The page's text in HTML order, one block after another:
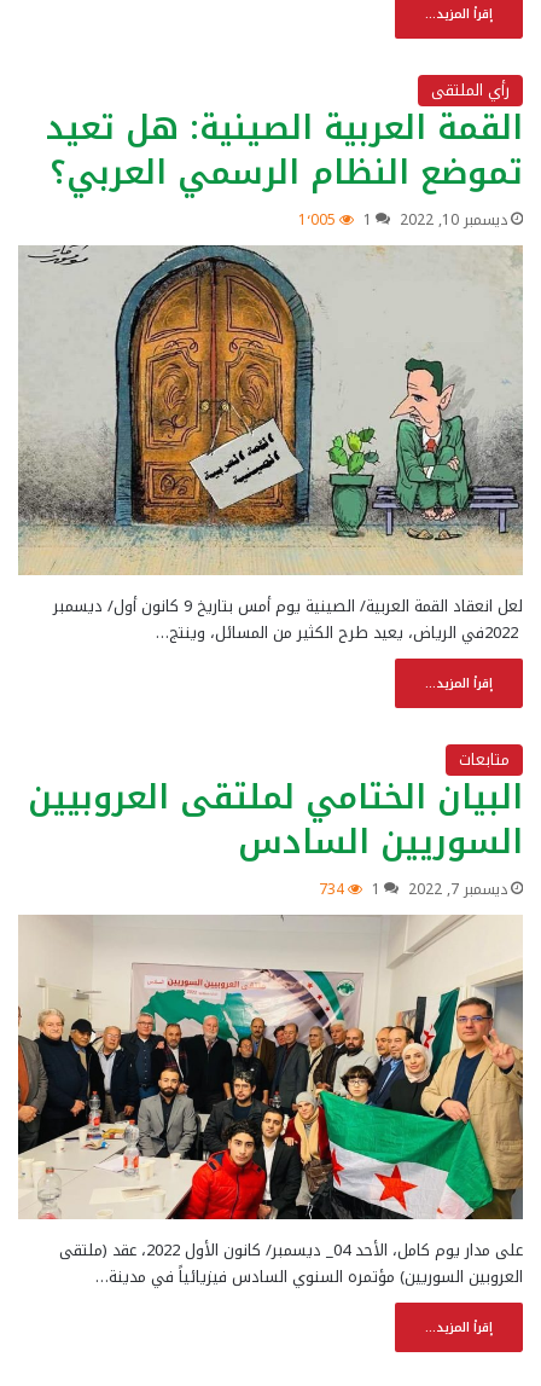
إقرأ المزيد...
رأي الملتقى
القمة العربية الصينية: هل تعيد
تموضع النظام الرسمي العربي؟
ديسمبر 10, 2022 1 1٬005
لعل انعقاد القمة العربية/ الصينية يوم أمس بتاريخ 9 كانون أول/ ديسمبر
إقرأ المزيد...
متابعات
البيان الختامي لملتقى العروبيين
السوريين السادس
ديسمبر 7, 2022 1
734
على مدار يوم كامل، الأحد 04_ ديسمبر/ كانون الأول 2022، عقد (ملتقى
العروبين السوريين) مؤتمره السنوي السادس فيزيائياً في مدينة…
إقرأ المزيد...